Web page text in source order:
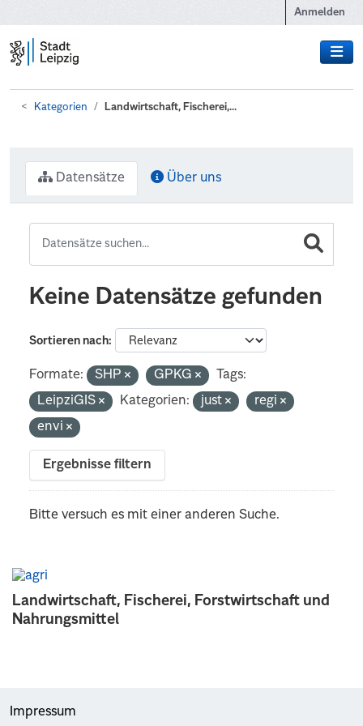
Anmelden
Kategorien Landwirtschaft, Fischerei,...
Landwirtschaft, Fischerei, Forstwirtschaft und
Nahrungsmittel
Datensätze Über uns
Keine Datensätze gefunden
Sortieren nach
Formate: SHP GPKG
Tags:
LeipziGIS
Kategorien: just
regi
envi
Ergebnisse filtern
Bitte versuch es mit einer anderen Suche.
Impressum